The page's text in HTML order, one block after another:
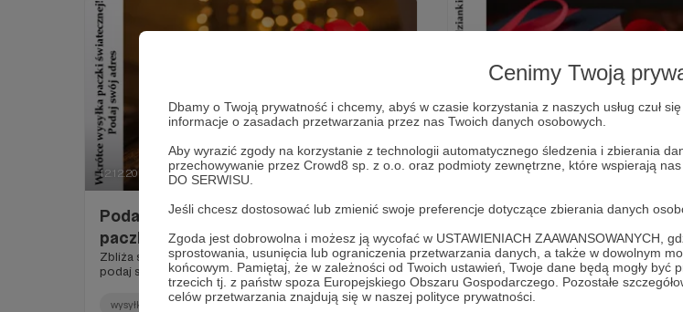
Cenimy Twoją
Dbamy o Twoją prywatność i chcemy, abyś w czasie korzystania z naszych usług czuł
informacje o zasadach przetwarzania przez nas Twoich danych osobowych.
Aby wyrazić zgody na korzystanie z technologii automatycznego śledzenia i zbierania
przechowywanie przez Crowd8 sp. z o.o. oraz podmioty zewnętrzne, które wspierają
DO SERWISU.
Jeśli chcesz dostosować lub zmienić swoje preferencje dotyczące zbierania danych
Zgoda jest dobrowolna i możesz ją wycofać w USTAWIENIACH ZAAWANSOWANYCH,
sprostowania, usunięcia lub ograniczenia przetwarzania danych, a także w dowolnym
końcowym. Pamiętaj, że w zależności od Twoich ustawień, Twoje dane będą mogły
trzecich tj. z państw spoza Europejskiego Obszaru Gospodarczego. Pozostałe
celów przetwarzania znajdują się w naszej polityce prywatności.
12.12.2022 Brak komentarzy
Podaj swój adres do świątecznej
paczki!
Zbliża się pora kryminalnych świątecznych wysyłek -
podaj swój adres, na który paczka ma dotrzeć!
wysyłka paczki-niespodzianki
09.04.2022 Komentarze: 2
Podaj swój adres do paczki-
niespodzianki!
Pierwsza kryminalna wysyłka do
wielkimi krokami! Podaj adres, na
wysyłka paczki-niespodzianki